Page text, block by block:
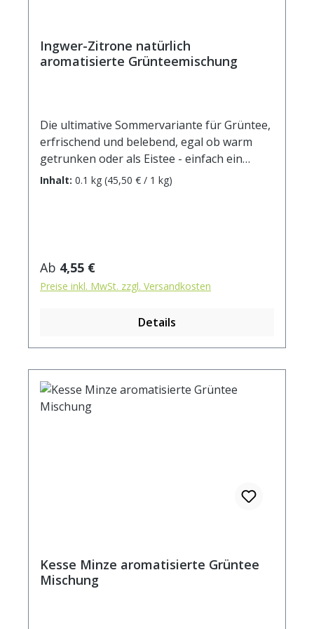
Ingwer-Zitrone natürlich
aromatisierte Grünteemischung
Die ultimative Sommervariante für Grüntee,
erfrischend und belebend, egal ob warm
getrunken oder als Eistee - einfach ein
wohltuender Genuss. Zutaten: Grüner Tee
China Sencha, Ingwerstücke (10%),
auf 90°C abgekühlt, aufgiessen. Ziehzeit: ca.
2 min.
Inhalt: 0.1 kg (45,50 € / 1 kg)
Regulärer Preis:
Ab 4,55 €
Preise inkl. MwSt. zzgl. Versandkosten
Details
Kesse Minze aromatisierte Grüntee
Mischung